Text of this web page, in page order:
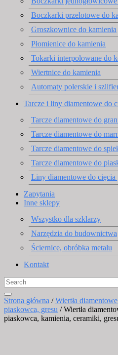
Boczkarki przelotowe do
Groszkownice do kamienia
Płomienice do kamienia
Tokarki interpolowane do
Wiertnice do kamienia
Automaty polerskie i
Tarcze i liny diamentowe do
Tarcze diamentowe do
Tarcze diamentowe do
Tarcze diamentowe do
Tarcze diamentowe do
Liny diamentowe do cięcia
Zapytania
Inne sklepy
Wszystko dla szklarzy
Narzędzia do budownictwa
Ściernice, obróbka metalu
Kontakt
Strona główna /Wiertła
piaskowca, gresu / Wiertła
piaskowca, kamienia, ceramiki,